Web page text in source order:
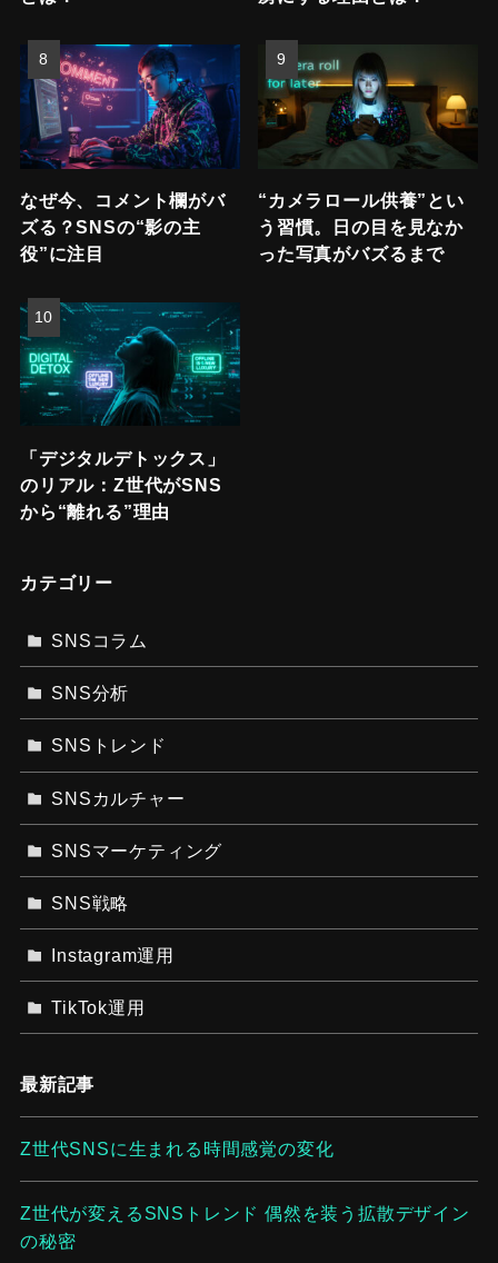
なぜ今、コメント欄がバ
ズる？SNSの“影の主
役”に注目
“カメラロール供養”とい
う習慣。日の目を見なか
った写真がバズるまで
「デジタルデトックス」
のリアル：Z世代がSNS
から“離れる”理由
カテゴリー
SNSコラム
SNS分析
SNSトレンド
SNSカルチャー
SNSマーケティング
SNS戦略
Instagram運用
TikTok運用
最新記事
Z世代SNSに生まれる時間感覚の変化
Z世代が変えるSNSトレンド 偶然を装う拡散デザイン
の秘密